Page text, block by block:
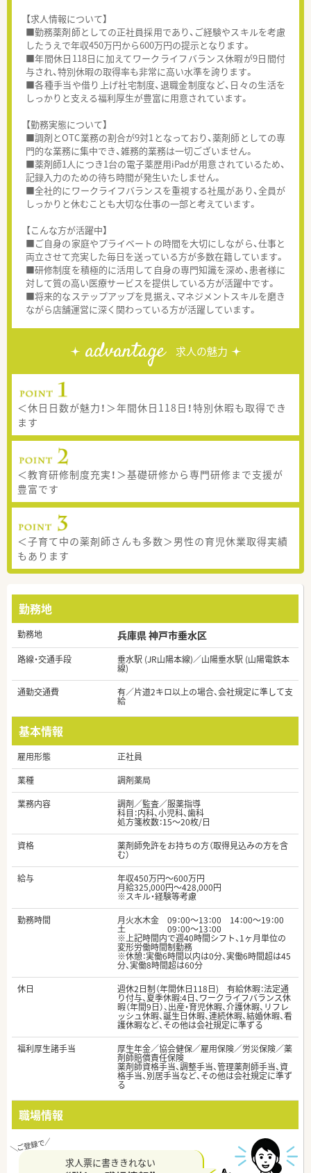
【求人情報について】
■勤務薬剤師としての正社員採用であり、ご経験やスキルを考慮
したうえで年収450万円から600万円の提示となります。
■年間休日118日に加えてワークライフバランス休暇が9日間付
与され、特別休暇の取得率も非常に高い水準を誇ります。
■各種手当や借り上げ社宅制度、退職金制度など、日々の生活を
しっかりと支える福利厚生が豊富に用意されています。
【勤務実態について】
■調剤とOTC業務の割合が9対1となっており、薬剤師としての専
門的な業務に集中でき、雑務的業務は一切ございません。
■薬剤師1人につき1台の電子薬歴用iPadが用意されているため、
記録入力のための待ち時間が発生いたしません。
■全社的にワークライフバランスを重視する社風があり、全員が
しっかりと休むことも大切な仕事の一部と考えています。
【こんな方が活躍中】
■ご自身の家庭やプライベートの時間を大切にしながら、仕事と
両立させて充実した毎日を送っている方が多数在籍しています。
■研修制度を積極的に活用して自身の専門知識を深め、患者様に
対して質の高い医療サービスを提供している方が活躍中です。
■将来的なステップアップを見据え、マネジメントスキルを磨き
ながら店舗運営に深く関わっている方が活躍しています。
advantage 求人の魅力
＜休日日数が魅力！＞年間休日118日！特別休暇も取得でき
ます
＜教育研修制度充実！＞基礎研修から専門研修まで支援が
豊富です
＜子育て中の薬剤師さんも多数＞男性の育児休業取得実績
もあります
勤務地
勤務地 兵庫県 神戸市垂水区
路線・交通手段 垂水駅 (JR山陽本線)／山陽垂水駅 (山陽電鉄本
線)
通勤交通費
有／片道2キロ以上の場合、会社規定に準して支
給
基本情報
雇用形態
正社員
業種
調剤薬局
業務内容
調剤／監査／服薬指導
科目：内科、小児科、歯科
処方箋枚数：15～20枚/日
資格
薬剤師免許をお持ちの方（取得見込みの方を含
む）
給与
年収450万円～600万円
月給325,000円～428,000円
※スキル・経験等考慮
勤務時間
月火水木金 09：00〜13：00 14：00〜19：00
土 09：00〜13：00
※上記時間内で週40時間シフト、1ヶ月単位の
変形労働時間制勤務
※休憩：実働6時間以内は0分、実働6時間超は45
分、実働8時間超は60分
休日
週休2日制（年間休日118日) 有給休暇：法定通
り付与、夏季休暇:4日、ワークライフバランス休
暇（年間9日）、出産・育児休暇、介護休暇、リフレ
ッシュ休暇、誕生日休暇、連続休暇、結婚休暇、看
護休暇など、その他は会社規定に準ずる
福利厚生諸手当
厚生年金／協会健保／雇用保険／労災保険／薬
剤師賠償責任保険
薬剤師資格手当、調整手当、管理薬剤師手当、資
格手当、別居手当など、その他は会社規定に準ず
る
職場情報
求人票に書ききれない